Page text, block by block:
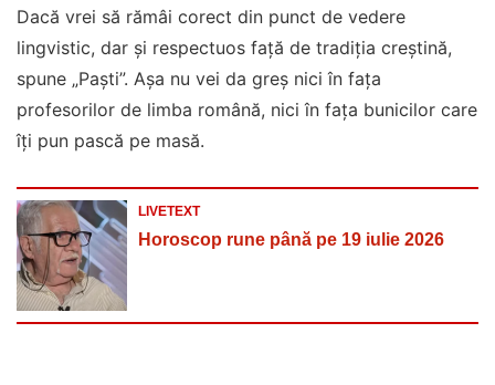
Dacă vrei să rămâi corect din punct de vedere
lingvistic, dar și respectuos față de tradiția creștină,
spune „Paști”. Așa nu vei da greș nici în fața
profesorilor de limba română, nici în fața bunicilor care
îți pun pască pe masă.
LIVETEXT
Horoscop rune până pe 19 iulie 2026